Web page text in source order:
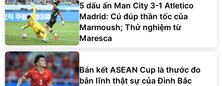
5 dấu ấn Man City 3-1 Atletico
Madrid: Cú đúp thần tốc của
Marmoush; Thử nghiệm từ
Maresca
Bán kết ASEAN Cup là thước đo
bản lĩnh thật sự của Đình Bắc